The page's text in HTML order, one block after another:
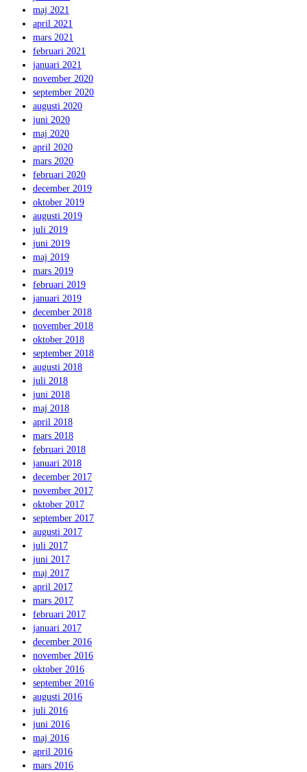
maj 2021
april 2021
mars 2021
februari 2021
januari 2021
november 2020
september 2020
augusti 2020
juni 2020
maj 2020
april 2020
mars 2020
februari 2020
december 2019
oktober 2019
augusti 2019
juli 2019
juni 2019
maj 2019
mars 2019
februari 2019
januari 2019
december 2018
november 2018
oktober 2018
september 2018
augusti 2018
juli 2018
juni 2018
maj 2018
april 2018
mars 2018
februari 2018
januari 2018
december 2017
november 2017
oktober 2017
september 2017
augusti 2017
juli 2017
juni 2017
maj 2017
april 2017
mars 2017
februari 2017
januari 2017
december 2016
november 2016
oktober 2016
september 2016
augusti 2016
juli 2016
juni 2016
maj 2016
april 2016
mars 2016